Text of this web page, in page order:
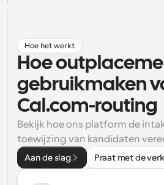
Supercharged planning
Blog
Blijf op de hoogte van het
Instant Vergaderingen
Ontmoet cliënten binnen
Dynamische Groep Links
Boek naadloos vergaderingen
Hoe het werkt
Hoe
gebruikmaken
Cal.com-routing
Bekijk hoe ons platform de
toewijzing van kandidaten
Aan de slag Praat met de